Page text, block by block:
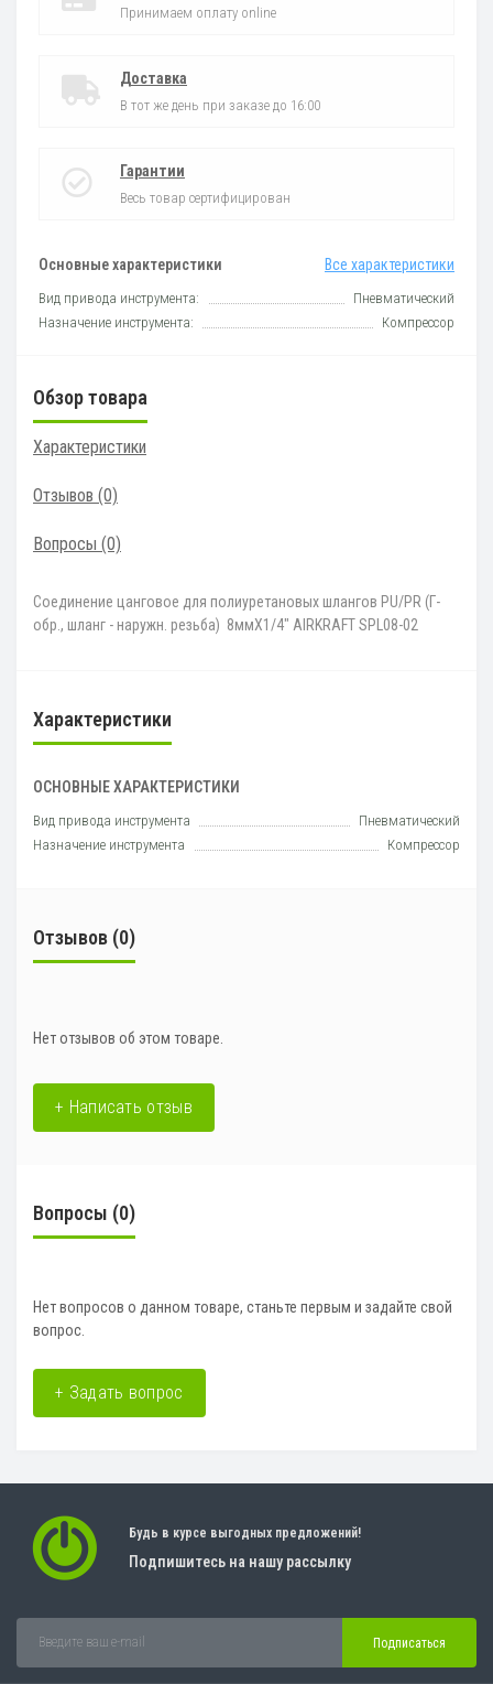
Основные характеристики Все характеристики
Вид привода инструмента:
Пневматический
Назначение инструмента:
Компрессор
Принимаем оплату online
Доставка
В тот же день при заказе до 16:00
Гарантии
Весь товар сертифицирован
Обзор товара
Характеристики
Отзывов (0)
Вопросы (0)
Соединение цанговое для полиуретановых шлангов PU/PR (Г-
обр., шланг - наружн. резьба) 8ммX1/4" AIRKRAFT SPL08-02
Характеристики
ОСНОВНЫЕ ХАРАКТЕРИСТИКИ
Вид привода инструмента
Пневматический
Назначение инструмента
Компрессор
Отзывов (0)
Нет отзывов об этом товаре.
+ Написать отзыв
Вопросы (0)
Нет вопросов о данном товаре, станьте первым и задайте свой
вопрос.
+ Задать вопрос
Будь в курсе выгодных предложений!
Подпишитесь на нашу рассылку
Подписаться